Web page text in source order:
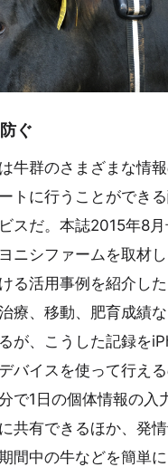
ぐ
牛群のさまざまな情
トに行うことができ
スだ。本誌2015年8
ニシファームを取材
る活用事例を紹介し
療、移動、肥育成績
が、こうした記録を
バイスを使って行え
で1日の個体情報の入
共有できるほか、発
間中の牛などを簡単